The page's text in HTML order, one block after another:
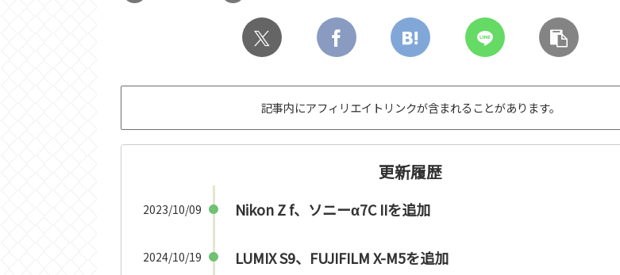
記事内にアフィリエイトリンクが含まれることがあります。
更新履歴
2023/10/09 Nikon Z f、ソニーα7C IIを追加
2024/10/19 LUMIX S9、FUJIFILM X-M5を追加